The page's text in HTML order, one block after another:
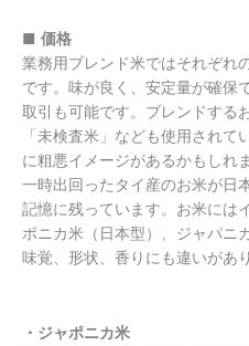
■ 価格
業務用ブレンド米ではそれぞれ
です。味が良く、安定量が確保
取引も可能です。ブレンドする
「未検査米」なども使用され
に粗悪イメージがあるかもしれ
一時出回ったタイ産のお米が日
記憶に残っています。お米には
ポニカ米（日本型）、ジャパニ
味覚、形状、香りにも違いがあ
・ジャポニカ米